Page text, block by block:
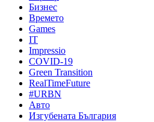
Бизнес
Времето
Games
IT
Impressio
COVID-19
Green Transition
RealTimeFuture
#URBN
Авто
Изгубената България